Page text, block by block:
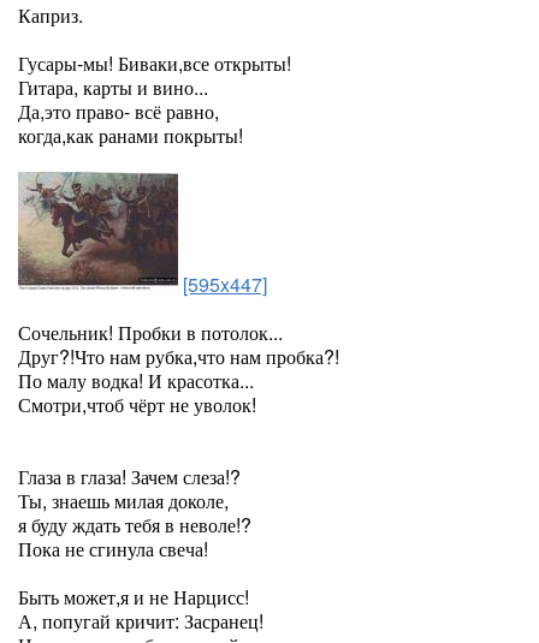
Каприз.
Гусары-мы! Биваки,все открыты!
Гитара, карты и вино...
Да,это право- всё равно,
когда,как ранами покрыты!
[595x447]
Сочельник! Пробки в потолок...
Друг?!Что нам рубка,что нам пробка?!
По малу водка! И красотка...
Смотри,чтоб чёрт не уволок!
Глаза в глаза! Зачем слеза!?
Ты, знаешь милая доколе,
я буду ждать тебя в неволе!?
Пока не сгинула свеча!
Быть может,я и не Нарцисс!
А, попугай кричит: Засранец!